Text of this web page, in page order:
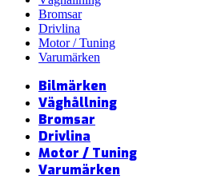
Bromsar
Drivlina
Motor / Tuning
Varumärken
Bilmärken
Väghållning
Bromsar
Drivlina
Motor / Tuning
Varumärken